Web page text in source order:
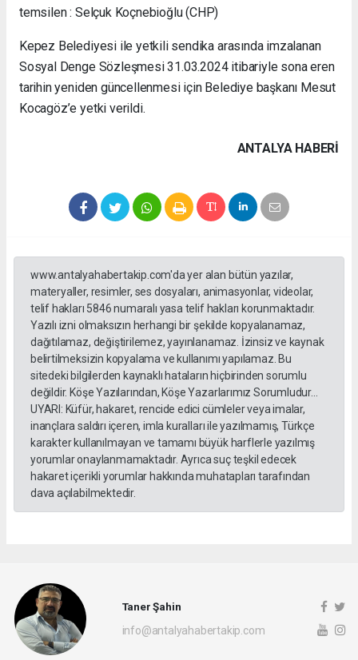
temsilen : Selçuk Koçnebioğlu (CHP)
Kepez Belediyesi ile yetkili sendika arasında imzalanan
Sosyal Denge Sözleşmesi 31.03.2024 itibariyle sona eren
tarihin yeniden güncellenmesi için Belediye başkanı Mesut
Kocagöz’e yetki verildi.
ANTALYA HABERİ
www.antalyahabertakip.com'da yer alan bütün yazılar,
materyaller, resimler, ses dosyaları, animasyonlar, videolar,
telif hakları 5846 numaralı yasa telif hakları korunmaktadır.
Yazılı izni olmaksızın herhangi bir şekilde kopyalanamaz,
dağıtılamaz, değiştirilemez, yayınlanamaz. İzinsiz ve kaynak
belirtilmeksizin kopyalama ve kullanımı yapılamaz. Bu
sitedeki bilgilerden kaynaklı hataların hiçbirinden sorumlu
değildir. Köşe Yazılarından, Köşe Yazarlarımız Sorumludur...
UYARI: Küfür, hakaret, rencide edici cümleler veya imalar,
inançlara saldırı içeren, imla kuralları ile yazılmamış, Türkçe
karakter kullanılmayan ve tamamı büyük harflerle yazılmış
yorumlar onaylanmamaktadır. Ayrıca suç teşkil edecek
hakaret içerikli yorumlar hakkında muhatapları tarafından
dava açılabilmektedir.
Taner Şahin
info@antalyahabertakip.com